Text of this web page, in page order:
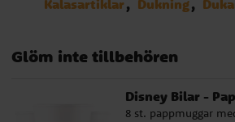
Kalasartiklar Dukning
Glöm inte tillbehören
Disney Bilar -
8 st. pappmuggar